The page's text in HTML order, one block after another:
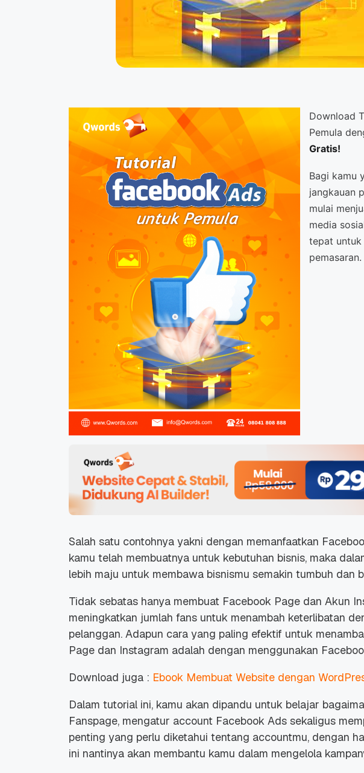
Download
Pemula
Gratis!
Bagi kamu
jangkauan
mulai
media
tepat untuk
pemasaran.
Salah satu contohnya yakni dengan memanfaatkan
kamu telah membuatnya untuk kebutuhan bisnis, maka
lebih maju untuk membawa bisnismu semakin tumbuh dan
Tidak sebatas hanya membuat Facebook Page dan Akun
meningkatkan jumlah fans untuk menambah keterlibatan
pelanggan. Adapun cara yang paling efektif untuk
Page dan Instagram adalah dengan menggunakan
Download juga : Ebook Membuat Website dengan
Dalam tutorial ini, kamu akan dipandu untuk belajar
Fanspage, mengatur account Facebook Ads sekaligus
penting yang perlu diketahui tentang accountmu, dengan
ini nantinya akan membantu kamu dalam mengelola